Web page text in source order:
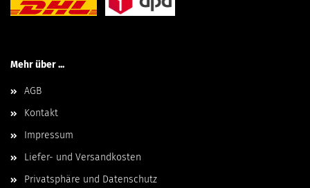
Mehr über ...
AGB
Kontakt
Impressum
Liefer- und Versandkosten
Privatsphäre und Datenschutz